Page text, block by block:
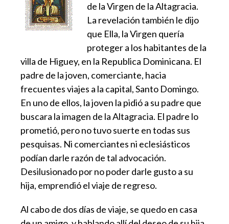
de la Virgen de la Altagracia.
La revelación también le dijo
que Ella, la Virgen quería
proteger a los habitantes de la
villa de Higuey, en la Republica Dominicana. El
padre de la joven, comerciante, hacia
frecuentes viajes a la capital, Santo Domingo.
En uno de ellos, la joven la pidió a su padre que
buscara la imagen de la Altagracia. El padre lo
prometió, pero no tuvo suerte en todas sus
pesquisas. Ni comerciantes ni eclesiásticos
podían darle razón de tal advocación.
Desilusionado por no poder darle gusto a su
hija, emprendió el viaje de regreso.
Al cabo de dos días de viaje, se quedo en casa